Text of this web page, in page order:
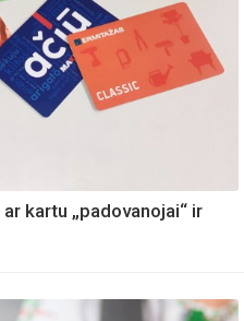
kartu „padovanojai“ ir